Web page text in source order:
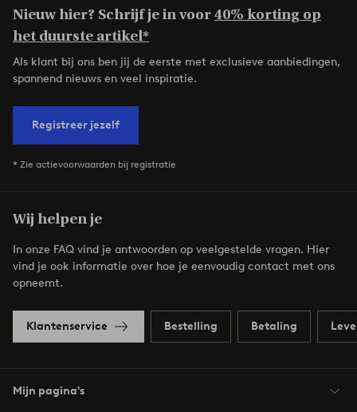
Nieuw hier? Schrijf je in voor40% korting op
het duurste artikel*
Als klant bij ons ben jij de eerste met exclusieve aanbiedingen,
spannend nieuws en veel inspiratie.
Registreer jezelf
* Zie actievoorwaarden bij registratie
Wij helpen je
In onze FAQ vind je antwoorden op veelgestelde vragen. Hier
vind je ook informatie over hoe je eenvoudig contact met ons
opneemt.
Klantenservice Bestelling Betaling
Mijn pagina's